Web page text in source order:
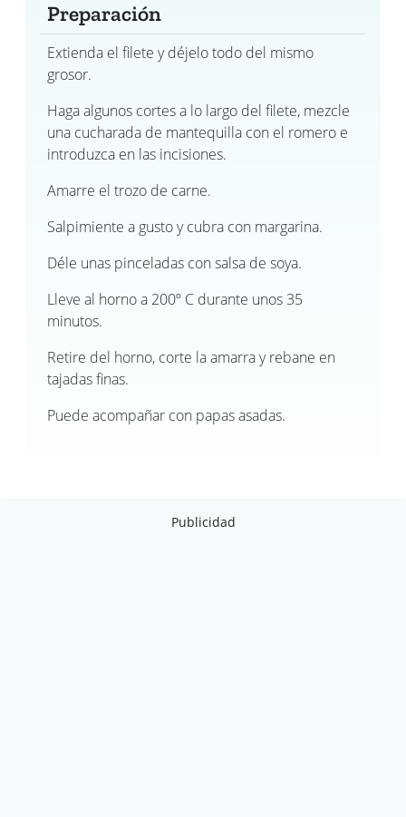
Preparación
Extienda el filete y déjelo todo del mismo
grosor.
Haga algunos cortes a lo largo del filete, mezcle
una cucharada de mantequilla con el romero e
introduzca en las incisiones.
Amarre el trozo de carne.
Salpimiente a gusto y cubra con margarina.
Déle unas pinceladas con salsa de soya.
Lleve al horno a 200º C durante unos 35
minutos.
Retire del horno, corte la amarra y rebane en
tajadas finas.
Puede acompañar con papas asadas.
Publicidad